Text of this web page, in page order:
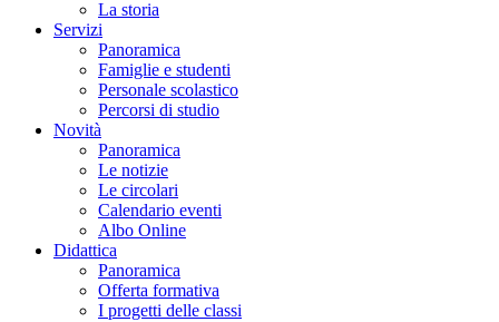
La storia
Servizi
Panoramica
Famiglie e studenti
Personale scolastico
Percorsi di studio
Novità
Panoramica
Le notizie
Le circolari
Calendario eventi
Albo Online
Didattica
Panoramica
Offerta formativa
I progetti delle classi